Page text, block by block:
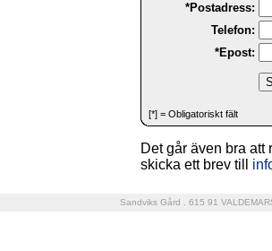
*Postadress:
Telefon:
*Epost:
[*] = Obligatoriskt fält
Det går även bra
skicka ett brev till
Sandviks Gård . 615 91